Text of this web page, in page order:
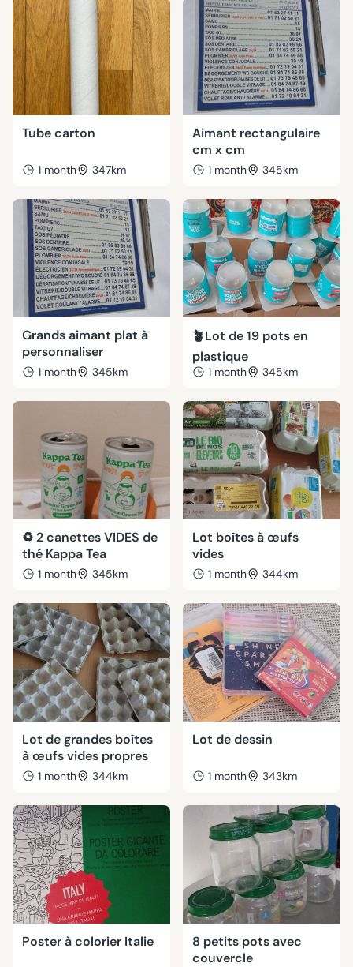
Tube carton
1 month 347km
Aimant rectangulaire
cm x cm
1 month 345km
Grands aimant plat à
personnaliser
1 month 345km
🪴Lot de 19 pots en
plastique
1 month 345km
♻️ 2 canettes VIDES de
thé Kappa Tea
1 month 345km
Lot boîtes à œufs
vides
1 month 344km
Lot de grandes boîtes
à œufs vides propres
1 month 344km
Lot de dessin
1 month 343km
Poster à colorier Italie
8 petits pots avec
couvercle